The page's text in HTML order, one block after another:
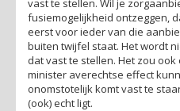
fusiemogelijkheid ontzeggen,
eerst voor ieder van die
buiten twijfel staat. Het wordt
dat vast te stellen. Het zou
minister averechtse effect
onomstotelijk komt vast te
(ook) echt ligt.